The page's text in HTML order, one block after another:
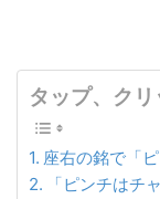
タップ、クリ
座右の銘で「
「ピンチはチ